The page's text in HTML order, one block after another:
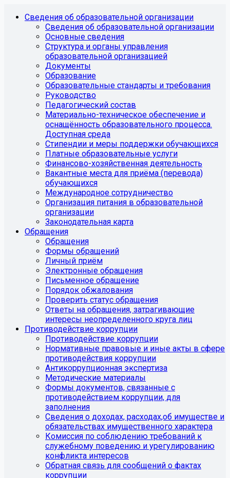
Сведения об образовательной организации
Сведения об образовательной организации
Основные сведения
Структура и органы управления
образовательной организацией
Документы
Образование
Образовательные стандарты и требования
Руководство
Педагогический состав
Материально-техническое обеспечение и
оснащённость образовательного процесса.
Доступная среда
Стипендии и меры поддержки обучающихся
Платные образовательные услуги
Финансово-хозяйственная деятельность
Вакантные места для приёма (перевода)
обучающихся
Международное сотрудничество
Организация питания в образовательной
организации
Законодательная карта
Обращения
Обращения
Формы обращений
Личный приём
Электронные обращения
Письменное обращение
Порядок обжалования
Проверить статус обращения
Ответы на обращения, затрагивающие
интересы неопределенного круга лиц
Противодействие коррупции
Противодействие коррупции
Нормативные правовые и иные акты в сфере
противодействия коррупции
Антикоррупционная экспертиза
Методические материалы
Формы документов, связанные с
противодействием коррупции, для
заполнения
Сведения о доходах, расходах,об имуществе и
обязательствах имущественного характера
Комиссия по соблюдению требований к
служебному поведению и урегулированию
конфликта интересов
Обратная связь для сообщений о фактах
коррупции